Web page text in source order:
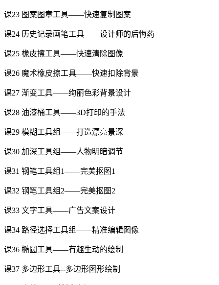
课23 图案图章工具——快速复制图案
课24 历史记录画笔工具——设计师的后悔药
课25 橡皮擦工具——快速清除图像
课26 魔术橡皮擦工具——快速扣除背景
课27 渐变工具——绚丽色彩背景设计
课28 油漆桶工具——3D打印的手法
课29 模糊工具组——打造漂亮景深
课30 加深工具组——人物明暗调节
课31 钢笔工具组1——完美抠图1
课32 钢笔工具组2——完美抠图2
课33 文字工具——广告文案设计
课34 路径选择工具组——精准编辑图像
课36 椭圆工具——有趣生动的绘制
课37 多边形工具--多边形图形绘制